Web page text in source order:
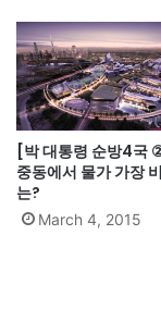
[박 대통령 순방4국
중동에서 물가 가장
는?
March 4, 2015